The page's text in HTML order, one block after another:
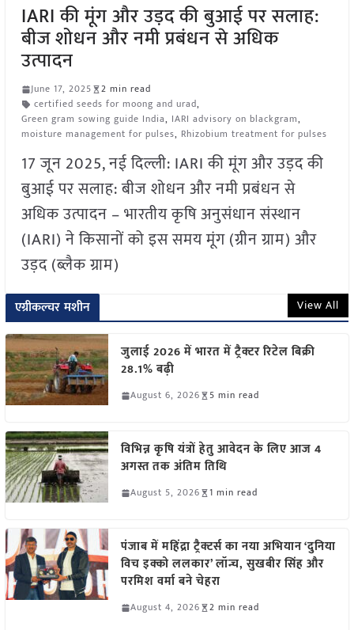
IARI की मूंग और उड़द की बुआई पर सलाह:
बीज शोधन और नमी प्रबंधन से अधिक
उत्पादन
June 17, 2025
2 min read
certified seeds for moong and urad,
Green gram sowing guide India, IARI advisory on blackgram,
moisture management for pulses, Rhizobium treatment for pulses
17 जून 2025, नई दिल्ली: IARI की मूंग और उड़द की
बुआई पर सलाह: बीज शोधन और नमी प्रबंधन से
अधिक उत्पादन – भारतीय कृषि अनुसंधान संस्थान
(IARI) ने किसानों को इस समय मूंग (ग्रीन ग्राम) और
उड़द (ब्लैक ग्राम)
एग्रीकल्चर मशीन View All
जुलाई 2026 में भारत में ट्रैक्टर रिटेल बिक्री
28.1% बढ़ी
August 6, 2026 5 min read
विभिन्न कृषि यंत्रों हेतु आवेदन के लिए आज 4
अगस्त तक अंतिम तिथि
August 5, 2026 1 min read
पंजाब में महिंद्रा ट्रैक्टर्स का नया अभियान ‘दुनिया
विच इक्को ललकार’ लॉन्च, सुखबीर सिंह और
परमिश वर्मा बने चेहरा
August 4, 2026 2 min read